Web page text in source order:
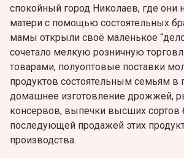
спокойный город Николаев, где они
матери с помощью состоятельных
мамы открыли своё маленькое
сочетало мелкую розничную
товарами, полуоптовые поставки
продуктов состоятельным семьям в
домашнее изготовление дрожжей,
консервов, выпечки высших сортов
последующей продажей этих
производства.